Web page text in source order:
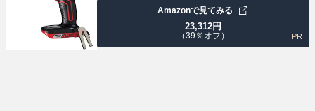
23,312円
（39％オフ）
Amazonで見てみる
PR